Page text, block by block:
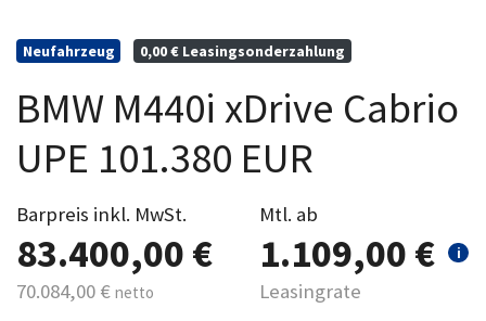
Neufahrzeug 0,00 € Leasingsonderzahlung
BMW M440i xDrive Cabrio
UPE 101.380 EUR
Barpreis inkl. MwSt.
83.400,00 €
70.084,00 € netto
Mtl. ab
1.109,00 € i
Leasingrate